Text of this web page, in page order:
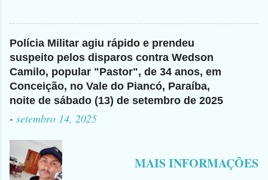
Polícia Militar agiu rápido e prendeu
suspeito pelos disparos contra Wedson
Camilo, popular "Pastor", de 34 anos, em
Conceição, no Vale do Piancó, Paraíba,
noite de sábado (13) de setembro de 2025
- setembro 14, 2025
MAIS INFORMAÇÕES